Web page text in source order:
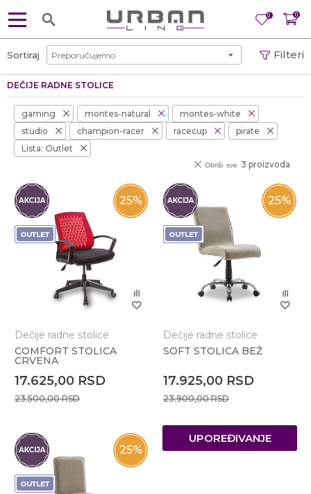
0
0
DEČIJE RADNE STOLICE
Sortiraj Filteri
gaming montes-natural
montes-white
studio
champion-racer racecup
pirate
Lista: Outlet
3 proizvoda
Obriši sve
25%
Dečije radne stolice
COMFORT STOLICA
CRVENA
17.625,00 RSD
23.500,00RSD
25%
Dečije radne stolice
SOFT STOLICA BEŽ
17.925,00 RSD
23.900,00RSD
25%
UPOREĐIVANJE